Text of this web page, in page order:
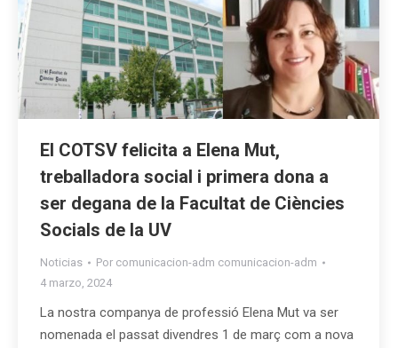
El COTSV felicita a Elena Mut,
treballadora social i primera dona a
ser degana de la Facultat de Ciències
Socials de la UV
Noticias Por comunicacion-adm comunicacion-adm
4 marzo, 2024
La nostra companya de professió Elena Mut va ser
nomenada el passat divendres 1 de març com a nova